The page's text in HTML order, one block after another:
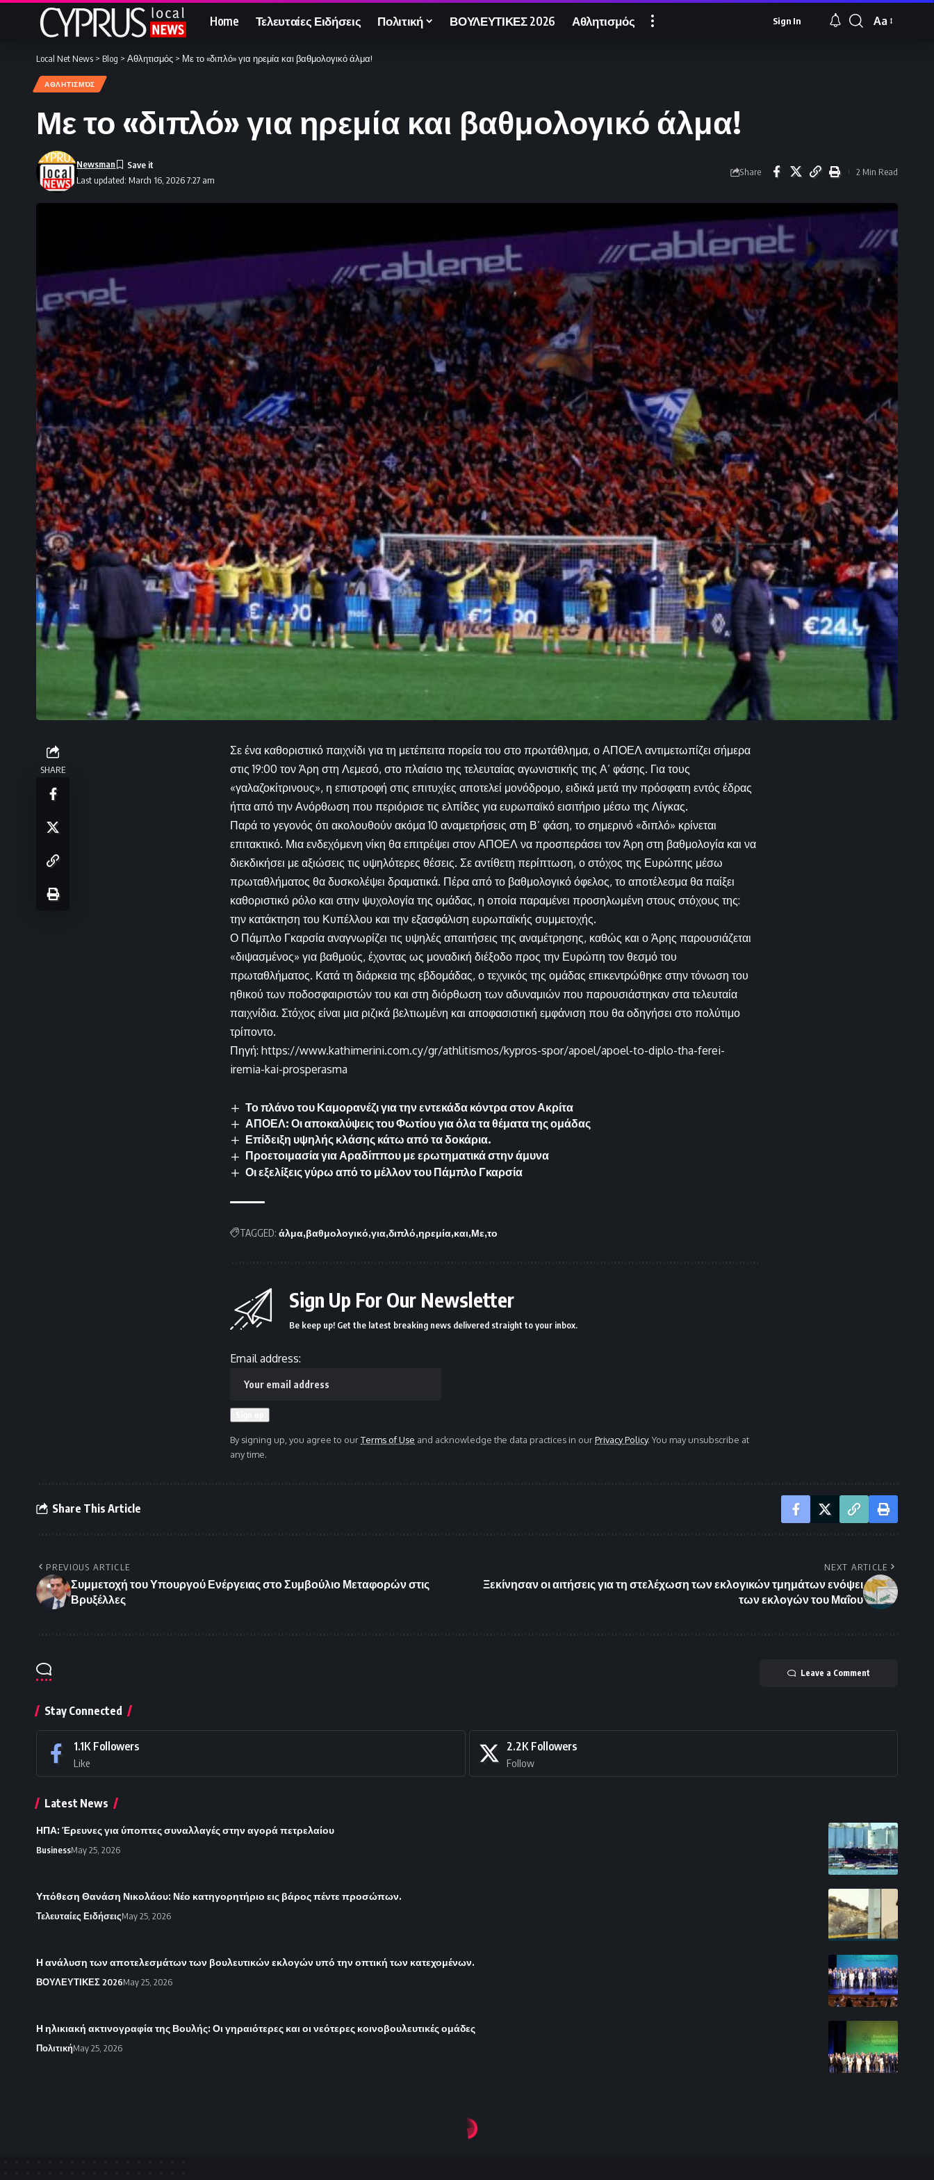
Home Τελευταίες Ειδήσεις Πολιτική ΒΟΥΛΕΥΤΙΚΕΣ 2026 Αθλητισμός Sign In
Font
Aa
Local Net News > Blog > Αθλητισμός > Με το «διπλό» για ηρεμία και βαθμολογικό άλμα!
ΑΘΛΗΤΙΣΜΌΣ
Με το «διπλό» για ηρεμία και βαθμολογικό άλμα!
Last updated: March 16, 2026 7:27 am
Newsman
Share 2 Min Read
SHARE
Σε ένα καθοριστικό παιχνίδι για τη μετέπειτα πορεία του στο πρωτάθλημα, ο ΑΠΟΕΛ αντιμετωπίζει σήμερα
στις 19:00 τον Άρη στη Λεμεσό, στο πλαίσιο της τελευταίας αγωνιστικής της Α’ φάσης. Για τους
«γαλαζοκίτρινους», η επιστροφή στις επιτυχίες αποτελεί μονόδρομο, ειδικά μετά την πρόσφατη εντός έδρας
ήττα από την Ανόρθωση που περιόρισε τις ελπίδες για ευρωπαϊκό εισιτήριο μέσω της Λίγκας.
Παρά το γεγονός ότι ακολουθούν ακόμα 10 αναμετρήσεις στη Β’ φάση, το σημερινό «διπλό» κρίνεται
επιτακτικό. Μια ενδεχόμενη νίκη θα επιτρέψει στον ΑΠΟΕΛ να προσπεράσει τον Άρη στη βαθμολογία και να
διεκδικήσει με αξιώσεις τις υψηλότερες θέσεις. Σε αντίθετη περίπτωση, ο στόχος της Ευρώπης μέσω
πρωταθλήματος θα δυσκολέψει δραματικά. Πέρα από το βαθμολογικό όφελος, το αποτέλεσμα θα παίξει
καθοριστικό ρόλο και στην ψυχολογία της ομάδας, η οποία παραμένει προσηλωμένη στους στόχους της:
την κατάκτηση του Κυπέλλου και την εξασφάλιση ευρωπαϊκής συμμετοχής.
Ο Πάμπλο Γκαρσία αναγνωρίζει τις υψηλές απαιτήσεις της αναμέτρησης, καθώς και ο Άρης παρουσιάζεται
«διψασμένος» για βαθμούς, έχοντας ως μοναδική διέξοδο προς την Ευρώπη τον θεσμό του
πρωταθλήματος. Κατά τη διάρκεια της εβδομάδας, ο τεχνικός της ομάδας επικεντρώθηκε στην τόνωση του
ηθικού των ποδοσφαιριστών του και στη διόρθωση των αδυναμιών που παρουσιάστηκαν στα τελευταία
παιχνίδια. Στόχος είναι μια ριζικά βελτιωμένη και αποφασιστική εμφάνιση που θα οδηγήσει στο πολύτιμο
τρίποντο.
Πηγή: https://www.kathimerini.com.cy/gr/athlitismos/kypros-spor/apoel/apoel-to-diplo-tha-ferei-
iremia-kai-prosperasma
Το πλάνο του Καμορανέζι για την εντεκάδα κόντρα στον Ακρίτα
ΑΠΟΕΛ: Οι αποκαλύψεις του Φωτίου για όλα τα θέματα της ομάδας
Επίδειξη υψηλής κλάσης κάτω από τα δοκάρια.
Προετοιμασία για Αραδίππου με ερωτηματικά στην άμυνα
Οι εξελίξεις γύρω από το μέλλον του Πάμπλο Γκαρσία
TAGGED: άλμα βαθμολογικό για διπλό ηρεμία και Με το
Sign Up For Our Newsletter
Be keep up! Get the latest breaking news delivered straight to your inbox.
Email address:
By signing up, you agree to ourTerms of Use and acknowledge the data practices in ourPrivacy Policy. You may unsubscribe at
any time.
Share This Article
PREVIOUS ARTICLE
Συμμετοχή του Υπουργού Ενέργειας στο Συμβούλιο Μεταφορών στις
Βρυξέλλες
NEXT ARTICLE
Ξεκίνησαν οι αιτήσεις για τη στελέχωση των εκλογικών τμημάτων ενόψει
των εκλογών του Μαΐου
Leave a Comment
Stay Connected
1.1K Followers
Like
2.2K Followers
Follow
Latest News
ΗΠΑ: Έρευνες για ύποπτες συναλλαγές στην αγορά πετρελαίου
BusinessMay 25, 2026
Υπόθεση Θανάση Νικολάου: Νέο κατηγορητήριο εις βάρος πέντε προσώπων.
Τελευταίες ΕιδήσειςMay 25, 2026
Η ανάλυση των αποτελεσμάτων των βουλευτικών εκλογών υπό την οπτική των κατεχομένων.
ΒΟΥΛΕΥΤΙΚΕΣ 2026May 25, 2026
Η ηλικιακή ακτινογραφία της Βουλής: Οι γηραιότερες και οι νεότερες κοινοβουλευτικές ομάδες
ΠολιτικήMay 25, 2026